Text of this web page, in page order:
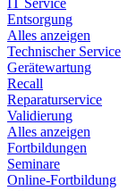
IT Service
Entsorgung
Alles anzeigen
Technischer Service
Gerätewartung
Recall
Reparaturservice
Validierung
Alles anzeigen
Fortbildungen
Seminare
Online-Fortbildung